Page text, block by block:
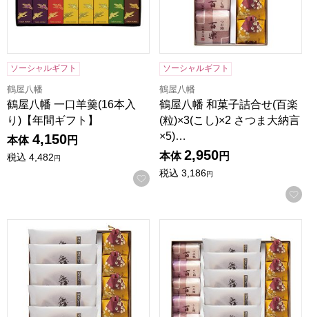
ソーシャルギフト
鶴屋八幡
鶴屋八幡 一口羊羹(16本入
り)【年間ギフト】
本体 4,150円
税込 4,482円
お気に入りに登録する
ソーシャルギフト
鶴屋八幡
鶴屋八幡 和菓子詰合せ(百楽
(粒)×3(こし)×2 さつま大納言
×5)…
本体 2,950円
税込 3,186円
鶴屋八幡 和菓子詰合せ(舞鶴・さつま大納言各5)【年間ギフ